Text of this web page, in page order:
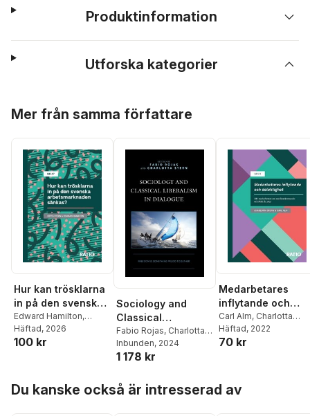
Produktinformation
Utforska kategorier
Mer från samma författare
Hur kan trösklarna
in på den svenska
arbetsmarknaden
sänkas?
Edward Hamilton,
Charlotta Stern
Häftad, 2026
100 kr
Sociology and
Classical
Liberalism in
Dialogue
Fabio Rojas, Charlotta
Stern
Inbunden, 2024
1 178 kr
Medarbetares
inflytande och
delaktighet : HR-
medarbetare om
medbestämmande
Carl Alm, Charlotta
Stern
Häftad, 2022
70 kr
Du kanske också är intresserad av